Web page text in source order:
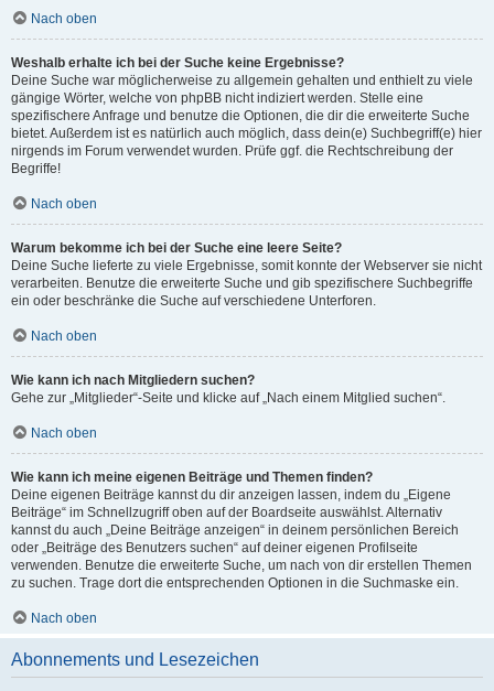
Nach oben
Weshalb erhalte ich bei der Suche keine Ergebnisse?
Deine Suche war möglicherweise zu allgemein gehalten und enthielt zu viele
gängige Wörter, welche von phpBB nicht indiziert werden. Stelle eine
spezifischere Anfrage und benutze die Optionen, die dir die erweiterte Suche
bietet. Außerdem ist es natürlich auch möglich, dass dein(e) Suchbegriff(e) hier
nirgends im Forum verwendet wurden. Prüfe ggf. die Rechtschreibung der
Begriffe!
Nach oben
Warum bekomme ich bei der Suche eine leere Seite?
Deine Suche lieferte zu viele Ergebnisse, somit konnte der Webserver sie nicht
verarbeiten. Benutze die erweiterte Suche und gib spezifischere Suchbegriffe
ein oder beschränke die Suche auf verschiedene Unterforen.
Nach oben
Wie kann ich nach Mitgliedern suchen?
Gehe zur „Mitglieder“-Seite und klicke auf „Nach einem Mitglied suchen“.
Nach oben
Wie kann ich meine eigenen Beiträge und Themen finden?
Deine eigenen Beiträge kannst du dir anzeigen lassen, indem du „Eigene
Beiträge“ im Schnellzugriff oben auf der Boardseite auswählst. Alternativ
kannst du auch „Deine Beiträge anzeigen“ in deinem persönlichen Bereich
oder „Beiträge des Benutzers suchen“ auf deiner eigenen Profilseite
verwenden. Benutze die erweiterte Suche, um nach von dir erstellen Themen
zu suchen. Trage dort die entsprechenden Optionen in die Suchmaske ein.
Nach oben
Abonnements und Lesezeichen